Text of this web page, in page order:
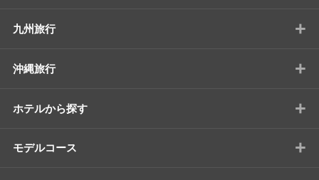
九州旅行 +
沖縄旅行 +
ホテルから探す +
モデルコース +